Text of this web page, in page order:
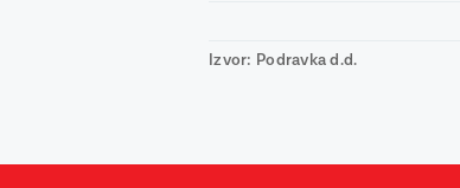
Izvor: Podravka d.d.